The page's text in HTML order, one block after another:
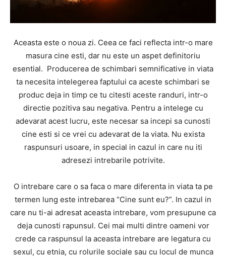
Aceasta este o noua zi. Ceea ce faci reflecta intr-o mare
masura cine esti, dar nu este un aspet definitoriu
esential. Producerea de schimbari semnificative in viata
ta necesita intelegerea faptului ca aceste schimbari se
produc deja in timp ce tu citesti aceste randuri, intr-o
directie pozitiva sau negativa. Pentru a intelege cu
adevarat acest lucru, este necesar sa incepi sa cunosti
cine esti si ce vrei cu adevarat de la viata. Nu exista
raspunsuri usoare, in special in cazul in care nu iti
adresezi intrebarile potrivite.
O intrebare care o sa faca o mare diferenta in viata ta pe
termen lung este intrebarea “Cine sunt eu?”. In cazul in
care nu ti-ai adresat aceasta intrebare, vom presupune ca
deja cunosti rapunsul. Cei mai multi dintre oameni vor
crede ca raspunsul la aceasta intrebare are legatura cu
sexul, cu etnia, cu rolurile sociale sau cu locul de munca